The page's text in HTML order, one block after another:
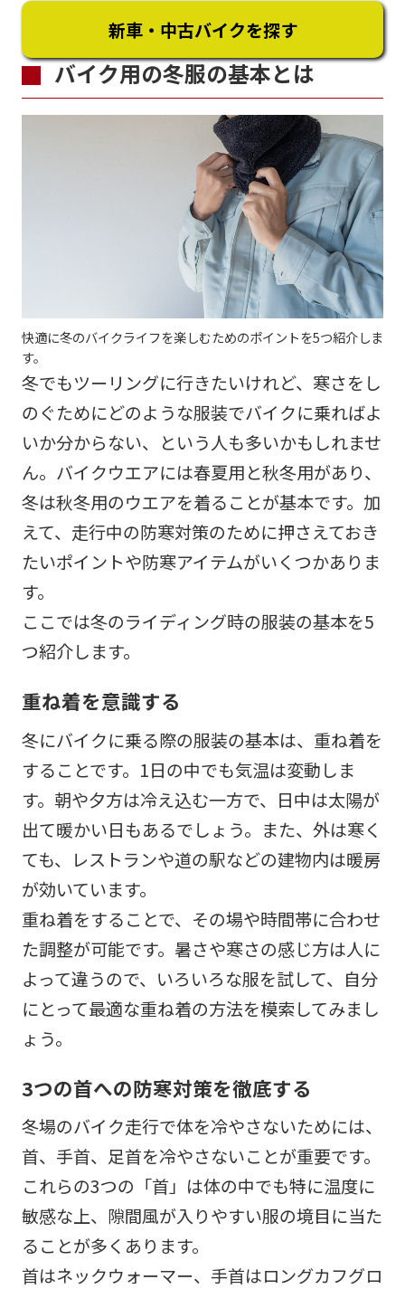
新車・中古バイクを探す
バイク用の冬服の基本とは
快適に冬のバイクライフを楽しむためのポイントを5つ紹介しま
す。
冬でもツーリングに行きたいけれど、寒さをし
のぐためにどのような服装でバイクに乗ればよ
いか分からない、という人も多いかもしれませ
ん。バイクウエアには春夏用と秋冬用があり、
冬は秋冬用のウエアを着ることが基本です。加
えて、走行中の防寒対策のために押さえておき
たいポイントや防寒アイテムがいくつかありま
す。
ここでは冬のライディング時の服装の基本を5
つ紹介します。
重ね着を意識する
冬にバイクに乗る際の服装の基本は、重ね着を
することです。1日の中でも気温は変動しま
す。朝や夕方は冷え込む一方で、日中は太陽が
出て暖かい日もあるでしょう。また、外は寒く
ても、レストランや道の駅などの建物内は暖房
が効いています。
重ね着をすることで、その場や時間帯に合わせ
た調整が可能です。暑さや寒さの感じ方は人に
よって違うので、いろいろな服を試して、自分
にとって最適な重ね着の方法を模索してみまし
ょう。
3つの首への防寒対策を徹底する
冬場のバイク走行で体を冷やさないためには、
首、手首、足首を冷やさないことが重要です。
これらの3つの「首」は体の中でも特に温度に
敏感な上、隙間風が入りやすい服の境目に当た
ることが多くあります。
首はネックウォーマー、手首はロングカフグロ